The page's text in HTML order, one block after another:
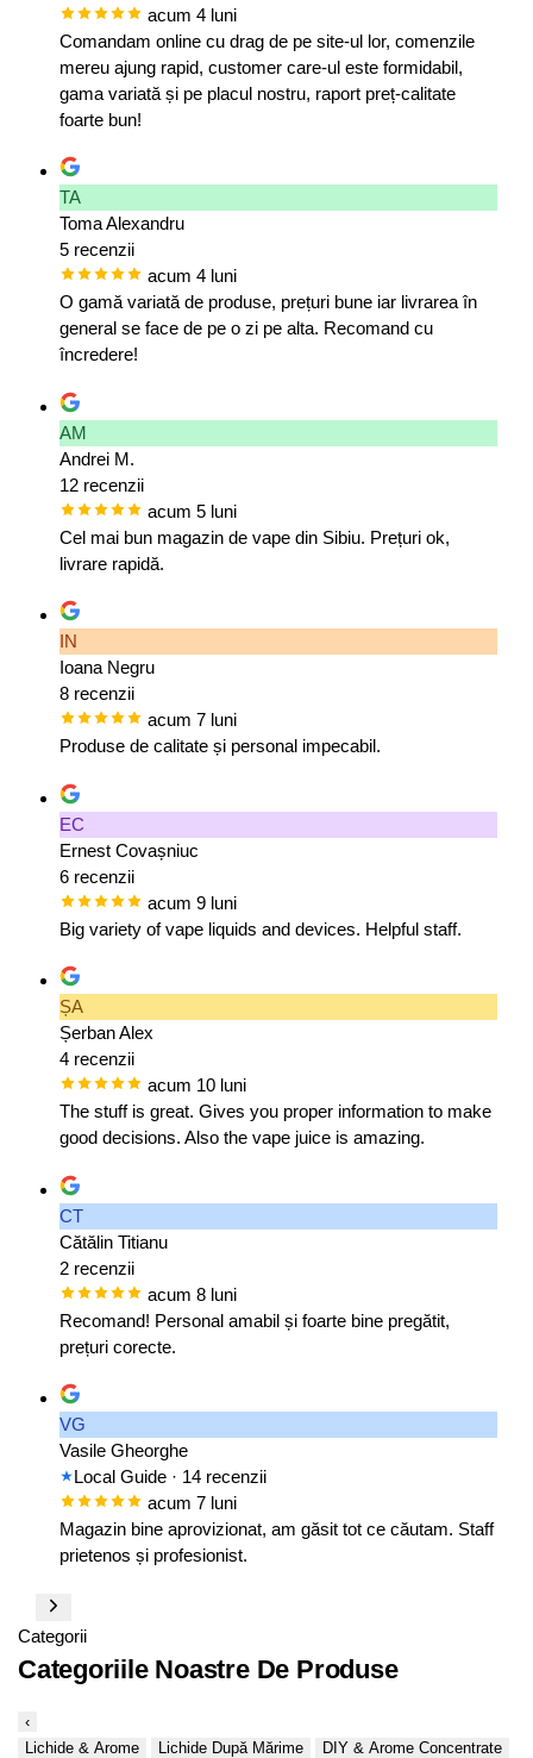
acum 4 luni
Comandam online cu drag de pe site-ul lor, comenzile
mereu ajung rapid, customer care-ul este formidabil,
gama variată și pe placul nostru, raport preț-calitate
foarte bun!
TA
Toma Alexandru
5 recenzii
acum 4 luni
O gamă variată de produse, prețuri bune iar livrarea în
general se face de pe o zi pe alta. Recomand cu
încredere!
AM
Andrei M.
12 recenzii
acum 5 luni
Cel mai bun magazin de vape din Sibiu. Prețuri ok,
livrare rapidă.
IN
Ioana Negru
8 recenzii
acum 7 luni
Produse de calitate și personal impecabil.
EC
Ernest Covașniuc
6 recenzii
acum 9 luni
Big variety of vape liquids and devices. Helpful staff.
ȘA
Șerban Alex
4 recenzii
acum 10 luni
The stuff is great. Gives you proper information to make
good decisions. Also the vape juice is amazing.
CT
Cătălin Titianu
2 recenzii
acum 8 luni
Recomand! Personal amabil și foarte bine pregătit,
prețuri corecte.
VG
Vasile Gheorghe
Local Guide · 14 recenzii
acum 7 luni
Magazin bine aprovizionat, am găsit tot ce căutam. Staff
prietenos și profesionist.
Categorii
Categoriile Noastre De Produse
‹
Lichide & Arome
Lichide După Mărime DIY & Arome Concentrate